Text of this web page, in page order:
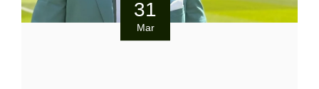
31
Mar